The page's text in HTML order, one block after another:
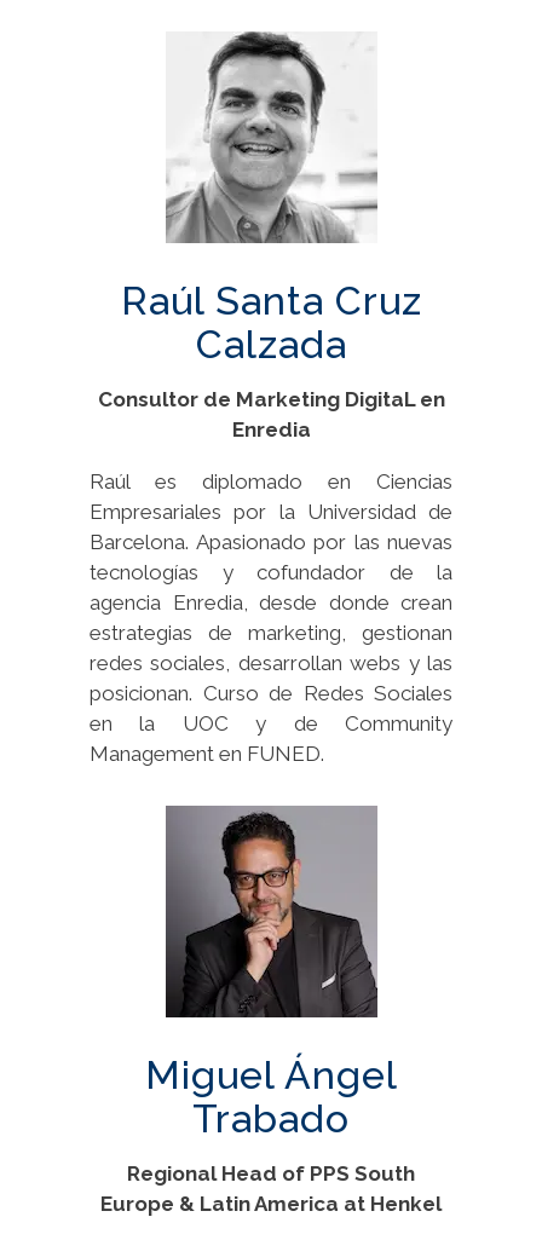
Raúl Santa Cruz
Calzada
Consultor de Marketing DigitaL en
Enredia
Raúl es diplomado en Ciencias
Empresariales por la Universidad de
Barcelona. Apasionado por las nuevas
tecnologías y cofundador de la
agencia Enredia, desde donde crean
estrategias de marketing, gestionan
redes sociales, desarrollan webs y las
posicionan. Curso de Redes Sociales
en la UOC y de Community
Management en FUNED.
Miguel Ángel
Trabado
Regional Head of PPS South
Europe & Latin America at Henkel